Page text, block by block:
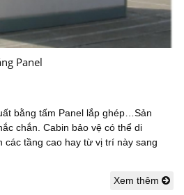
Panel
bằng tấm Panel lắp ghép…Sản
chắn. Cabin bảo vệ có thể di
các tầng cao hay từ vị trí này sang
Xem thêm